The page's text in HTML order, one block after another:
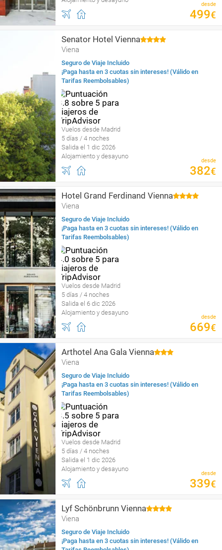
desde
499€
Senator Hotel Vienna
Viena
Seguro de Viaje Incluido
¡Paga hasta en 3 cuotas sin intereses! (Válido en
Tarifas Reembolsables)
Vuelos desde Madrid
5 días / 4 noches
Salida el 1 dic 2026
Alojamiento y desayuno
desde
382€
Hotel Grand Ferdinand Vienna
Viena
Seguro de Viaje Incluido
¡Paga hasta en 3 cuotas sin intereses! (Válido en
Tarifas Reembolsables)
Vuelos desde Madrid
5 días / 4 noches
Salida el 6 dic 2026
Alojamiento y desayuno
desde
669€
Arthotel Ana Gala Vienna
Viena
Seguro de Viaje Incluido
¡Paga hasta en 3 cuotas sin intereses! (Válido en
Tarifas Reembolsables)
Vuelos desde Madrid
5 días / 4 noches
Salida el 1 dic 2026
Alojamiento y desayuno
desde
339€
Lyf Schönbrunn Vienna
Viena
Seguro de Viaje Incluido
¡Paga hasta en 3 cuotas sin intereses! (Válido en